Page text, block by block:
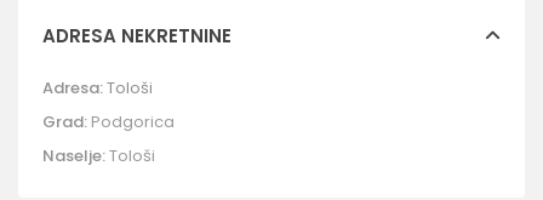
ADRESA NEKRETNINE
Adresa:Tološi
Grad: Podgorica
Naselje:Tološi